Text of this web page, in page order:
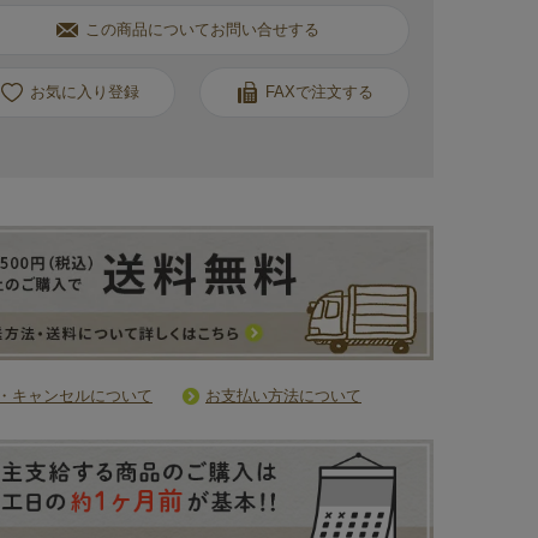
この商品についてお問い合せする
お気に入り FAXで注文する
キャンセルについて お支払い方法について